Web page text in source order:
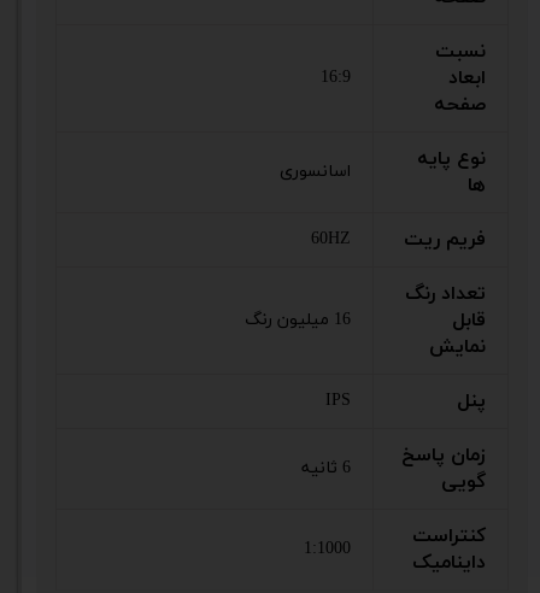
نسبت
ابعاد
صفحه
16:9
نوع پایه
ها
اسانسوری
فریم ریت 60HZ
تعداد رنگ
قابل
نمایش
16 میلیون رنگ
پنل IPS
زمان پاسخ
گویی
6 ثانیه
کنتراست
داینامیک
1:1000